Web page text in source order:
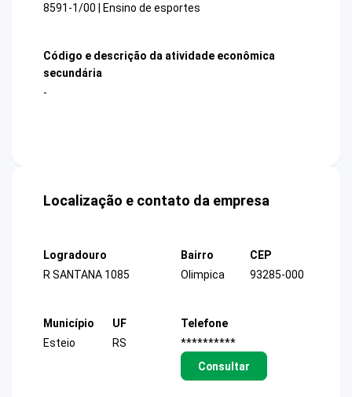
8591-1/00 | Ensino de esportes
Código e descrição da atividade econômica
secundária
-
Localização e contato da empresa
Logradouro
R SANTANA 1085
Bairro
Olimpica
CEP
93285-000
Município
Esteio
UF
RS
Telefone
**********
Consultar